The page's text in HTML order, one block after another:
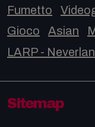
Fumetto
Gioco
Asian
LARP -
Sitemap